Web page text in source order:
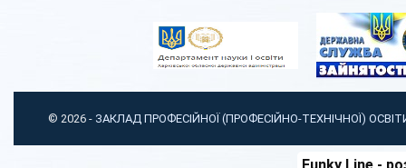
© 2026 - ЗАКЛАД ПРОФЕСІЙНОЇ (ПРОФЕСІЙНО-ТЕХНІЧНОЇ)